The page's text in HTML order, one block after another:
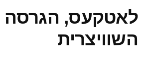
לאטקעס, הגרסה
השוויצרית